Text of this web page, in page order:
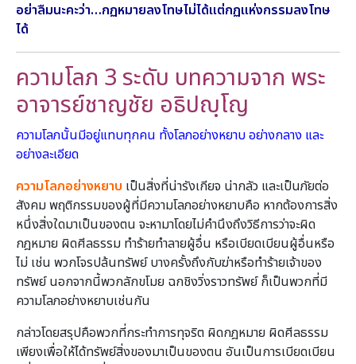
อย่าลืมนะคะว่า…กฏหมายลงโทษไม่ได้แต่กฏแห่งกรรมลงโทษ
ได้
ความโลภ 3 ระดับ บทความจาก พระ
อาจารย์ชาญชัย อธิปญฺโญ
ความโลภนั้นมีอยู่แทบทุกคน ทั้งโลภอย่างหยาบ อย่างกลาง และ
อย่างละเอียด
ความโลภอย่างหยาบ เป็นสิ่งที่น่ารังเกียจ น่ากลัว และเป็นภัยต่อ
สังคม พฤติกรรมของผู้ที่มีความโลภอย่างหยาบคือ หากต้องการสิ่ง
หนึ่งสิ่งใดมาเป็นของตน จะหามาโดยไม่คำนึงถึงวิธีการว่าจะผิด
กฎหมาย ผิดศีลธรรม ทำร้ายทำลายผู้อื่น หรือเบียดเบียนผู้อื่นหรือ
ไม่ เช่น พวกโจรปล้นทรัพย์ บางครั้งถึงกับฆ่าหรือทำร้ายเจ้าของ
ทรัพย์ นอกจากนี้พวกลักขโมย ฉกชิงวิ่งราวทรัพย์ ก็เป็นพวกที่มี
ความโลภอย่างหยาบเช่นกัน
กล่าวโดยสรุปคือพวกที่กระทำการทุจริต ผิดกฎหมาย ผิดศีลธรรม
เพียงเพื่อให้ได้ทรัพย์สิ่งของมาเป็นของตน อันเป็นการเบียดเบียน